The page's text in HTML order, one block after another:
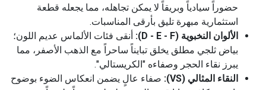
حضوراً سيادياً وبريقاً لا يمكن تجاهله، مما يجعله قطعة
استثمارية مبهرة تليق بأرقى المناسبات.
الألوان النخبوية (D - E - F):
أنقى فئات الألماس عديم اللون؛
بياض ثلجي مطلق يخلق تبايناً ساحراً مع الذهب الأصفر، مما
يبرز نقاء الحجر وصفاءه "الكريستالي".
النقاء المثالي (VS):
صفاء عالٍ يضمن انعكاس الضوء بوضوح